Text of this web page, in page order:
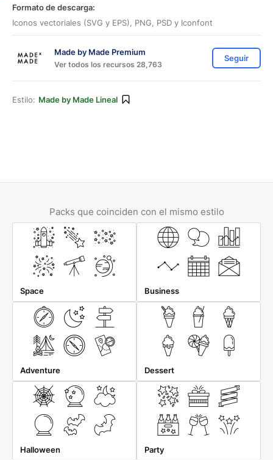
Formato de descarga:
Iconos vectoriales (SVG y EPS), PNG, PSD y Iconfont
Made by Made Premium
Ver todos los recursos 28,763
Seguir
Estilo: Made by Made Lineal
Packs que coinciden con el mismo estilo
Space Business
Adventure Dessert
Halloween Party